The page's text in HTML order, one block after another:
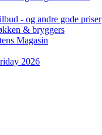
- og andre gode priser
& bryggers
Magasin
2026